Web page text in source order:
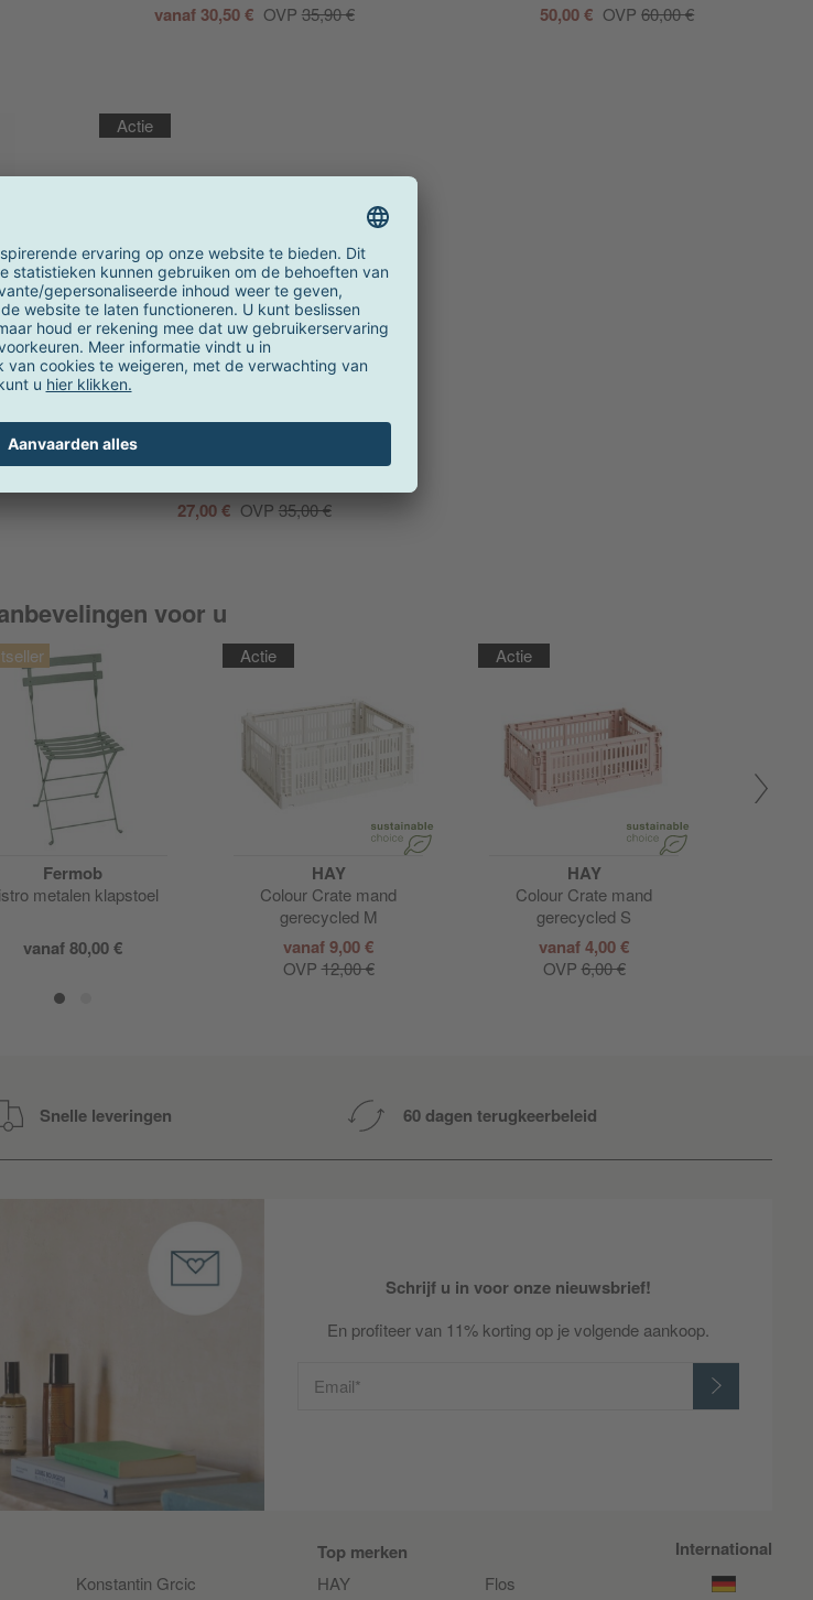
vanaf 30,50 € OVP 35,90 €
50,00 € OVP60,00 €
Kastehelmi opslag pot h5,7cm
27,00 € OVP 35,00 €
Actie
voor u
Fermob
metalen klapstoel
vanaf 80,00 €
Actie
HAY
Colour Crate mand
gerecycled M
vanaf 9,00 €
OVP12,00 €
Actie
HAY
Colour Crate mand
gerecycled S
vanaf 4,00 €
OVP6,00 €
Snelle leveringen 60 dagen terugkeerbeleid
Schrijf u in voor onze nieuwsbrief!
En profiteer van 11% korting op je volgende aankoop.
Email*
Konstantin Grcic
Top merken
HAY
Flos
International